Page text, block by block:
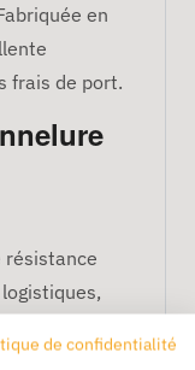
en
frais de port.
résistance
recyclable
de confidentialité